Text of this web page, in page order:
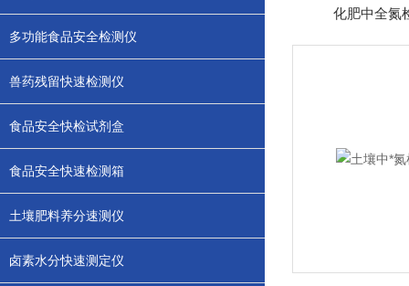
多功能食品安全检测仪
兽药残留快速检测仪
食品安全快检试剂盒
食品安全快速检测箱
土壤肥料养分速测仪
卤素水分快速测定仪
化肥中全氮